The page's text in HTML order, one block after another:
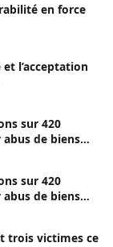
en force
l’acceptation
sur 420
de biens
sur 420
de biens
trois victimes ce